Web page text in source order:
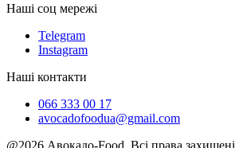
Наші соц мережі
Telegram
Instagram
Наші контакти
066 333 00 17
avocadofoodua@gmail.com